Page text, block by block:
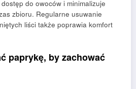
do owoców i minimalizuje
zbioru. Regularne usuwanie
liści także poprawia komfort
paprykę, by zachować